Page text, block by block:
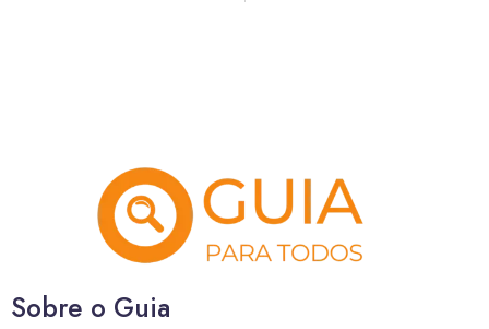
Sobre o Guia